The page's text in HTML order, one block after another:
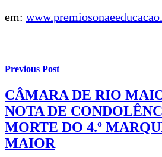
em:
Previous Post
CÂMARA DE RIO
NOTA DE
MORTE DO 4.º
MAIOR